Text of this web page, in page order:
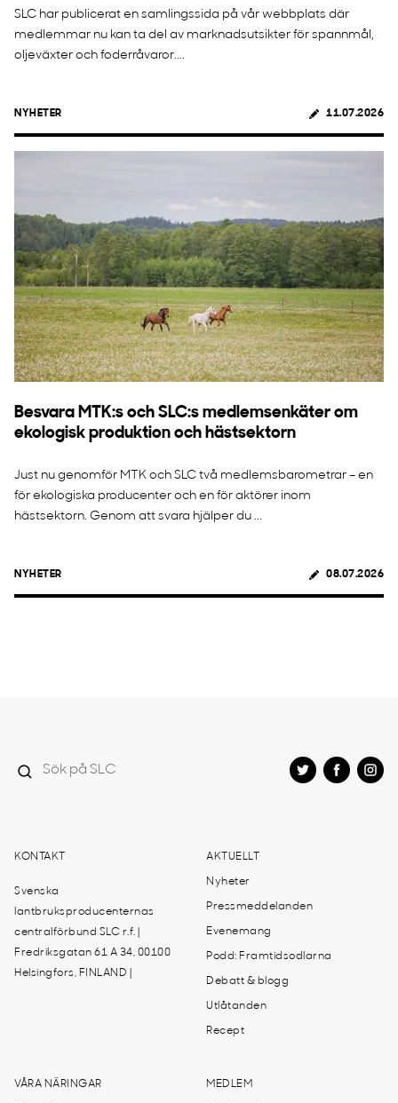
SLC har publicerat en samlingssida på vår webbplats där
medlemmar nu kan ta del av marknadsutsikter för spannmål,
oljeväxter och foderråvaror....
NYHETER 11.07.2026
Besvara MTK:s och SLC:s medlemsenkäter om
ekologisk produktion och hästsektorn
Just nu genomför MTK och SLC två medlemsbarometrar – en
för ekologiska producenter och en för aktörer inom
hästsektorn. Genom att svara hjälper du ...
NYHETER 08.07.2026
KONTAKT
Svenska
lantbruksproducenternas
centralförbund SLC r.f. |
Fredriksgatan 61 A 34, 00100
Helsingfors, FINLAND |
AKTUELLT
Nyheter
Pressmeddelanden
Evenemang
Podd: Framtidsodlarna
Debatt & blogg
Utlåtanden
Recept
VÅRA NÄRINGAR MEDLEM